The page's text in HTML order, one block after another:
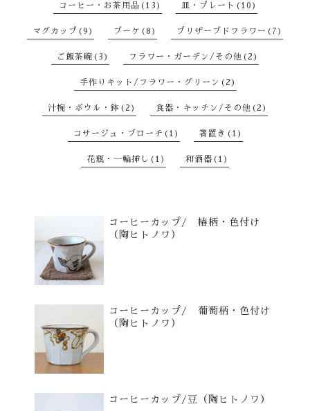
コーヒー・お茶用品(13) 皿・プレート(10)
マグカップ(9) ブーケ(8) プリザーブドフラワー(7)
ご飯茶碗(3) フラワー・ガーデン/その他(2)
手作りキット/フラワー・グリーン(2)
汁椀・ボウル・鉢(2) 食器・キッチン/その他(2)
コサージュ・ブローチ(1) 箸置き(1)
花瓶・一輪挿し(1) 和酒器(1)
コーヒーカップ/ 椿柄・色付け
（陶ヒトノワ）
コーヒーカップ/ 葡萄柄・色付け
（陶ヒトノワ）
コーヒーカップ/豆（陶ヒトノワ）